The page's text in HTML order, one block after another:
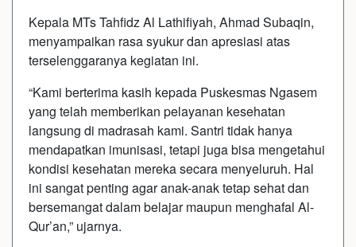
Kepala MTs Tahfidz Al Lathifiyah, Ahmad Subaqin,
menyampaikan rasa syukur dan apresiasi atas
terselenggaranya kegiatan ini.
“Kami berterima kasih kepada Puskesmas Ngasem
yang telah memberikan pelayanan kesehatan
langsung di madrasah kami. Santri tidak hanya
mendapatkan imunisasi, tetapi juga bisa mengetahui
kondisi kesehatan mereka secara menyeluruh. Hal
ini sangat penting agar anak-anak tetap sehat dan
bersemangat dalam belajar maupun menghafal Al-
Qur’an,” ujarnya.